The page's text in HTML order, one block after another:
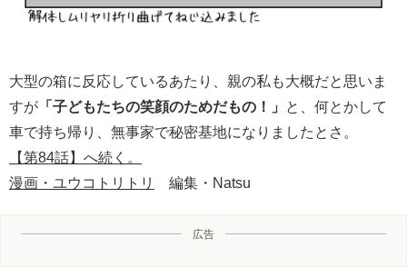
大型の箱に反応しているあたり、親の私も大概だと思いま
すが 「子どもたちの笑顔のためだもの！」
と、何とかして
車で持ち帰り、無事家で秘密基地になりましたとさ。
【第84話】へ続く。
漫画・ユウコトリトリ
編集・Natsu
広告